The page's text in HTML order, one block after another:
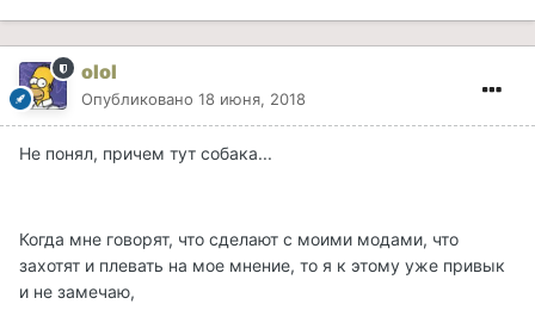
olol
Опубликовано 18 июня, 2018
Не понял, причем тут собака...
Когда мне говорят, что сделают с моими модами, что
захотят и плевать на мое мнение, то я к этому уже привык
и не замечаю,